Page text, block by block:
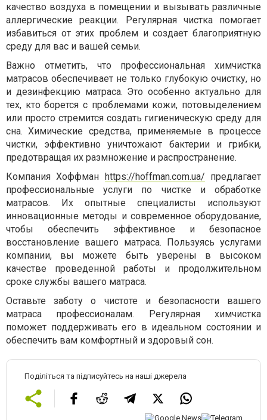
качество воздуха в помещении и вызывать различные
аллергические реакции. Регулярная чистка помогает
избавиться от этих проблем и создает благоприятную
среду для вас и вашей семьи.
Важно отметить, что профессиональная химчистка
матрасов обеспечивает не только глубокую очистку, но
и дезинфекцию матраса. Это особенно актуально для
тех, кто борется с проблемами кожи, потовыделением
или просто стремится создать гигиеническую среду для
сна. Химические средства, применяемые в процессе
чистки, эффективно уничтожают бактерии и грибки,
предотвращая их размножение и распространение.
Компания Хоффман https://hoffman.com.ua/ предлагает
профессиональные услуги по чистке и обработке
матрасов. Их опытные специалисты используют
инновационные методы и современное оборудование,
чтобы обеспечить эффективное и безопасное
восстановление вашего матраса. Пользуясь услугами
компании, вы можете быть уверены в высоком
качестве проведенной работы и продолжительном
сроке службы вашего матраса.
Оставьте заботу о чистоте и безопасности вашего
матраса профессионалам. Регулярная химчистка
поможет поддерживать его в идеальном состоянии и
обеспечить вам комфортный и здоровый сон.
Поділіться та підписуйтесь на наші джерела